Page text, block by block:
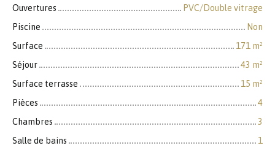
Ouvertures
PVC/Double vitrage
Piscine
Non
Surface
171 m²
Séjour
43 m²
Surface terrasse
15 m²
Pièces
4
Chambres
3
Salle de bains
1